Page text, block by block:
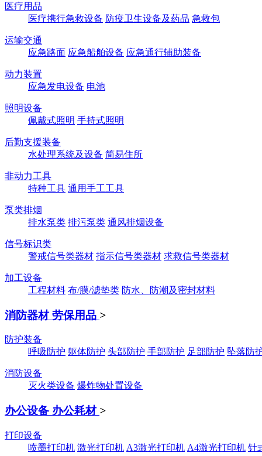
医疗用品
医疗携行急救设备 防疫卫生设备及药品 急救包
运输交通
应急路面 应急船舶设备 应急通行辅助装备
动力装置
应急发电设备 电池
照明设备
佩戴式照明 手持式照明
后勤支援装备
水处理系统及设备 简易住所
非动力工具
特种工具 通用手工工具
泵类排烟
排水泵类 排污泵类 通风排烟设备
信号标识类
警戒信号类器材 指示信号类器材 求救信号类器材
加工设备
工程材料 布/膜/滤垫类 防水、防潮及密封材料
消防器材 劳保用品 >
防护装备
呼吸防护 躯体防护 头部防护 手部防护 足部防护 坠落防
消防设备
灭火类设备 爆炸物处置设备
办公设备 办公耗材 >
打印设备
喷墨打印机 激光打印机 A3激光打印机 A4激光打印机 针